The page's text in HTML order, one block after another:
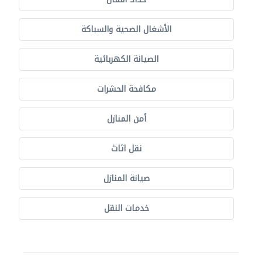
الأشغال الصحية والسباكة
الصيانة الكهربائية
مكافحة الحشرات
أمن المنازل
نقل اثاث
صيانة المنازل
خدمات النقل